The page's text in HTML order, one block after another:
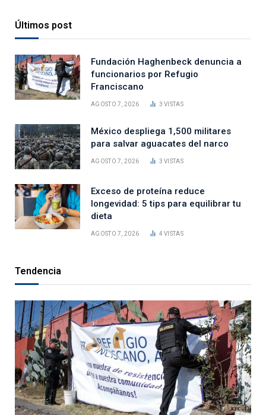
Últimos post
Fundación Haghenbeck denuncia a
funcionarios por Refugio
Franciscano
AGOSTO 7, 2026 3VISTAS
México despliega 1,500 militares
para salvar aguacates del narco
AGOSTO 7, 2026 3VISTAS
Exceso de proteína reduce
longevidad: 5 tips para equilibrar tu
dieta
AGOSTO 7, 2026 4VISTAS
Tendencia